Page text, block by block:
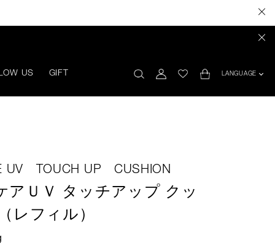
US GIFT LANGUAGE
UV TOUCH UP CUSHION
ＵＶ タッチアップ クッ
フィル）